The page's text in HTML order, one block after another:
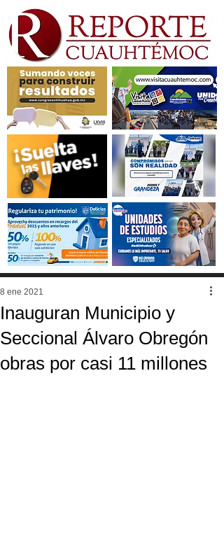
Inauguran Municipio y
Seccional Álvaro Obregón
obras por casi 11 millones
8 ene 2021